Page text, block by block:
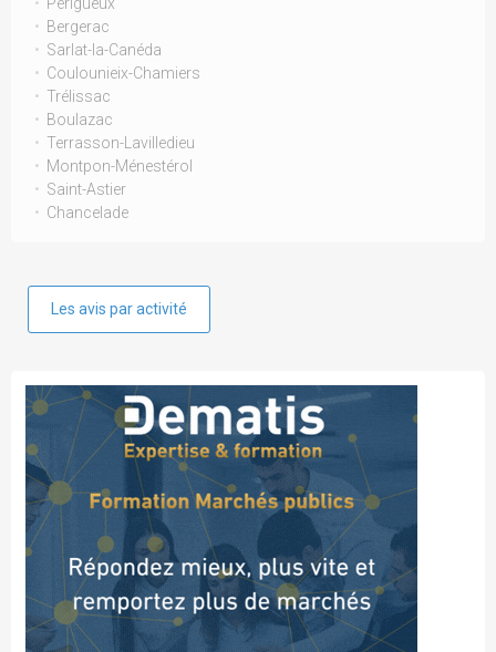
Bergerac
Sarlat-la-Canéda
Coulounieix-Chamiers
Trélissac
Boulazac
Terrasson-Lavilledieu
Montpon-Ménestérol
Saint-Astier
Chancelade
Les avis par activité